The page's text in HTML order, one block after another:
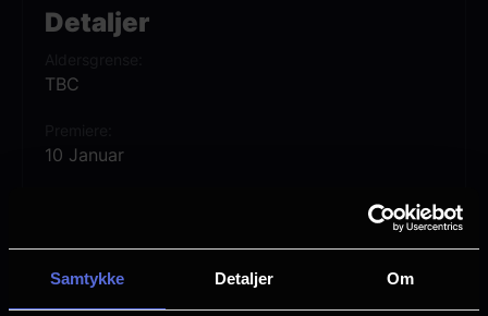
Samtykke Detaljer Om
Detaljer
TBC
10 Januar
Vurdering: (3 stemmer 83.33%)
suksesser som scenograf.
Met har samlet et stjernelag av sangere til
Marco Armiliato.
Sopran Lisette Oropesa og tenor Lawrence
Brownlee er Elvira og Arturo, forent av
kjærlighet men splittet av de politiske